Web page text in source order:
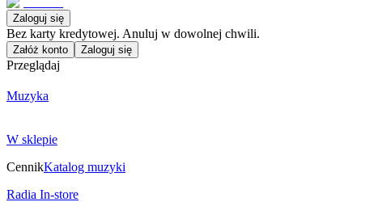
Zaloguj się
Bez karty kredytowej. Anuluj w dowolnej chwili.
Załóż konto Zaloguj się
Przeglądaj
Muzyka
W sklepie
CennikKatalog muzyki
Radia In-store